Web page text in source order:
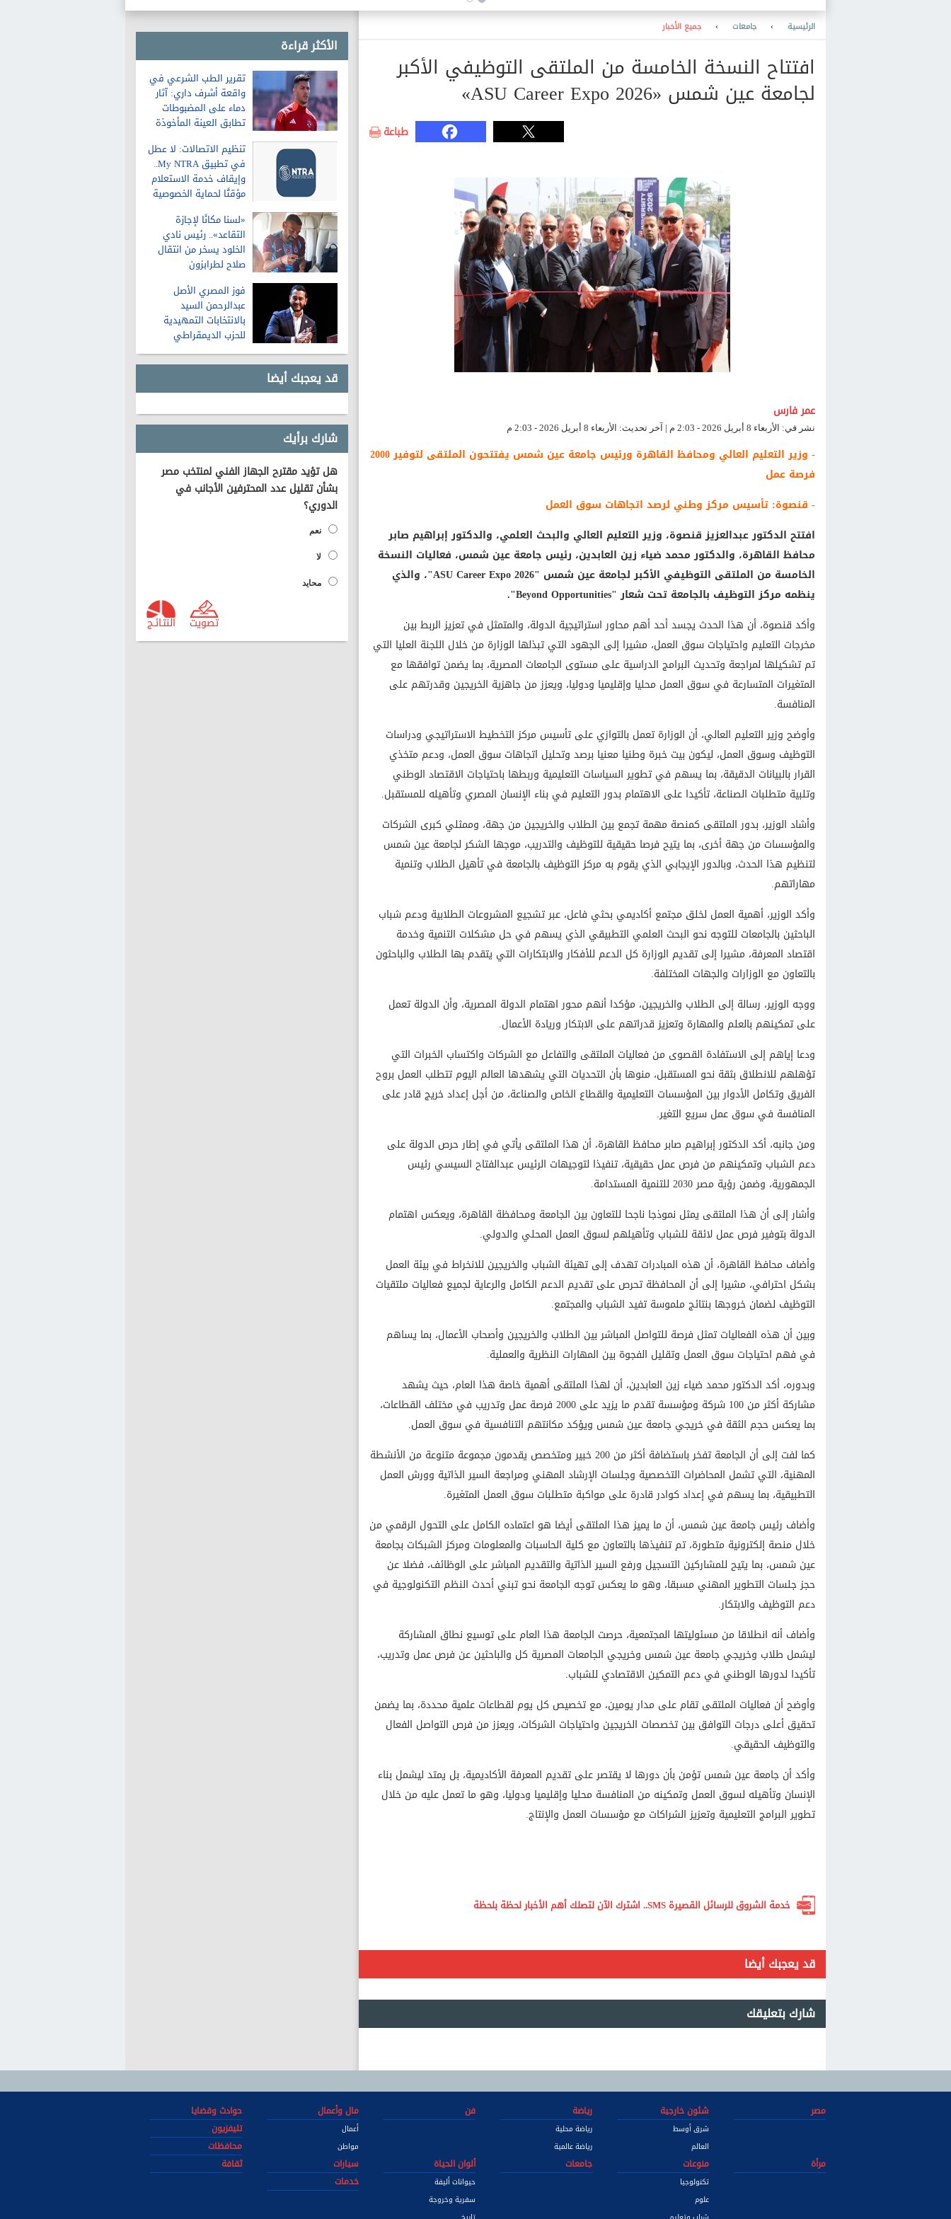
الأكثر قراءة
تقرير الطب الشرعي في
واقعة أشرف داري: آثار
دماء على المضبوطات
تطابق العينة المأخوذة
تنظيم الاتصالات: لا عطل
في تطبيق My NTRA..
وإيقاف خدمة الاستعلام
مؤقتًا لحماية الخصوصية
«لسنا مكانًا لإجازة
التقاعد».. رئيس نادي
الخلود يسخر من انتقال
صلاح لطرابزون
فوز المصري الأصل
عبدالرحمن السيد
بالانتخابات التمهيدية
للحزب الديمقراطي
لمجلس الشيوخ في
ميشيجان
قد يعجبك أيضا
شارك برأيك
هل تؤيد مقترح الجهاز الفني لمنتخب مصر
بشأن تقليل عدد المحترفين الأجانب في
الدوري؟
نعم
لا
محايد
النتـائـج تصويت
الرئيسية › جامعات › جميع الأخبار
افتتاح النسخة الخامسة من الملتقى التوظيفي الأكبر
لجامعة عين شمس «ASU Career Expo 2026»
طباعة
عمر فارس
نشر في: الأربعاء 8 أبريل 2026 - 2:03 م | آخر تحديث: الأربعاء 8 أبريل 2026 - 2:03 م
- وزير التعليم العالي ومحافظ القاهرة ورئيس جامعة عين شمس يفتتحون الملتقى لتوفير 2000
فرصة عمل
- قنصوة: تأسيس مركز وطني لرصد اتجاهات سوق العمل
افتتح الدكتور عبدالعزيز قنصوة، وزير التعليم العالي والبحث العلمي، والدكتور إبراهيم صابر
محافظ القاهرة، والدكتور محمد ضياء زين العابدين، رئيس جامعة عين شمس، فعاليات النسخة
الخامسة من الملتقى التوظيفي الأكبر لجامعة عين شمس "ASU Career Expo 2026"، والذي
ينظمه مركز التوظيف بالجامعة تحت شعار "Beyond Opportunities".
وأكد قنصوة، أن هذا الحدث يجسد أحد أهم محاور استراتيجية الدولة، والمتمثل في تعزيز الربط بين
مخرجات التعليم واحتياجات سوق العمل، مشيرا إلى الجهود التي تبذلها الوزارة من خلال اللجنة العليا التي
تم تشكيلها لمراجعة وتحديث البرامج الدراسية على مستوى الجامعات المصرية، بما يضمن توافقها مع
المتغيرات المتسارعة في سوق العمل محليا وإقليميا ودوليا، ويعزز من جاهزية الخريجين وقدرتهم على
المنافسة.
وأوضح وزير التعليم العالي، أن الوزارة تعمل بالتوازي على تأسيس مركز التخطيط الاستراتيجي ودراسات
التوظيف وسوق العمل، ليكون بيت خبرة وطنيا معنيا برصد وتحليل اتجاهات سوق العمل، ودعم متخذي
القرار بالبيانات الدقيقة، بما يسهم في تطوير السياسات التعليمية وربطها باحتياجات الاقتصاد الوطني
وتلبية متطلبات الصناعة، تأكيدا على الاهتمام بدور التعليم في بناء الإنسان المصري وتأهيله للمستقبل.
وأشاد الوزير، بدور الملتقى كمنصة مهمة تجمع بين الطلاب والخريجين من جهة، وممثلي كبرى الشركات
والمؤسسات من جهة أخرى، بما يتيح فرصا حقيقية للتوظيف والتدريب، موجها الشكر لجامعة عين شمس
لتنظيم هذا الحدث، وبالدور الإيجابي الذي يقوم به مركز التوظيف بالجامعة في تأهيل الطلاب وتنمية
مهاراتهم.
وأكد الوزير، أهمية العمل لخلق مجتمع أكاديمي بحثي فاعل، عبر تشجيع المشروعات الطلابية ودعم شباب
الباحثين بالجامعات للتوجه نحو البحث العلمي التطبيقي الذي يسهم في حل مشكلات التنمية وخدمة
اقتصاد المعرفة، مشيرا إلى تقديم الوزارة كل الدعم للأفكار والابتكارات التي يتقدم بها الطلاب والباحثون
بالتعاون مع الوزارات والجهات المختلفة.
ووجه الوزير، رسالة إلى الطلاب والخريجين، مؤكدا أنهم محور اهتمام الدولة المصرية، وأن الدولة تعمل
على تمكينهم بالعلم والمهارة وتعزيز قدراتهم على الابتكار وريادة الأعمال.
ودعا إياهم إلى الاستفادة القصوى من فعاليات الملتقى والتفاعل مع الشركات واكتساب الخبرات التي
تؤهلهم للانطلاق بثقة نحو المستقبل، منوها بأن التحديات التي يشهدها العالم اليوم تتطلب العمل بروح
الفريق وتكامل الأدوار بين المؤسسات التعليمية والقطاع الخاص والصناعة، من أجل إعداد خريج قادر على
المنافسة في سوق عمل سريع التغير.
ومن جانبه، أكد الدكتور إبراهيم صابر محافظ القاهرة، أن هذا الملتقى يأتي في إطار حرص الدولة على
دعم الشباب وتمكينهم من فرص عمل حقيقية، تنفيذا لتوجيهات الرئيس عبدالفتاح السيسي رئيس
الجمهورية، وضمن رؤية مصر 2030 للتنمية المستدامة.
وأشار إلى أن هذا الملتقى يمثل نموذجا ناجحا للتعاون بين الجامعة ومحافظة القاهرة، ويعكس اهتمام
الدولة بتوفير فرص عمل لائقة للشباب وتأهيلهم لسوق العمل المحلي والدولي.
وأضاف محافظ القاهرة، أن هذه المبادرات تهدف إلى تهيئة الشباب والخريجين للانخراط في بيئة العمل
بشكل احترافي، مشيرا إلى أن المحافظة تحرص على تقديم الدعم الكامل والرعاية لجميع فعاليات ملتقيات
التوظيف لضمان خروجها بنتائج ملموسة تفيد الشباب والمجتمع.
وبين أن هذه الفعاليات تمثل فرصة للتواصل المباشر بين الطلاب والخريجين وأصحاب الأعمال، بما يساهم
في فهم احتياجات سوق العمل وتقليل الفجوة بين المهارات النظرية والعملية.
وبدوره، أكد الدكتور محمد ضياء زين العابدين، أن لهذا الملتقى أهمية خاصة هذا العام، حيث يشهد
مشاركة أكثر من 100 شركة ومؤسسة تقدم ما يزيد على 2000 فرصة عمل وتدريب في مختلف القطاعات،
بما يعكس حجم الثقة في خريجي جامعة عين شمس ويؤكد مكانتهم التنافسية في سوق العمل.
كما لفت إلى أن الجامعة تفخر باستضافة أكثر من 200 خبير ومتخصص يقدمون مجموعة متنوعة من الأنشطة
المهنية، التي تشمل المحاضرات التخصصية وجلسات الإرشاد المهني ومراجعة السير الذاتية وورش العمل
التطبيقية، بما يسهم في إعداد كوادر قادرة على مواكبة متطلبات سوق العمل المتغيرة.
وأضاف رئيس جامعة عين شمس، أن ما يميز هذا الملتقى أيضا هو اعتماده الكامل على التحول الرقمي من
خلال منصة إلكترونية متطورة، تم تنفيذها بالتعاون مع كلية الحاسبات والمعلومات ومركز الشبكات بجامعة
عين شمس، بما يتيح للمشاركين التسجيل ورفع السير الذاتية والتقديم المباشر على الوظائف، فضلا عن
حجز جلسات التطوير المهني مسبقا، وهو ما يعكس توجه الجامعة نحو تبني أحدث النظم التكنولوجية في
دعم التوظيف والابتكار.
وأضاف أنه انطلاقا من مسئوليتها المجتمعية، حرصت الجامعة هذا العام على توسيع نطاق المشاركة
ليشمل طلاب وخريجي جامعة عين شمس وخريجي الجامعات المصرية كل والباحثين عن فرص عمل وتدريب،
تأكيدا لدورها الوطني في دعم التمكين الاقتصادي للشباب.
وأوضح أن فعاليات الملتقى تقام على مدار يومين، مع تخصيص كل يوم لقطاعات علمية محددة، بما يضمن
تحقيق أعلى درجات التوافق بين تخصصات الخريجين واحتياجات الشركات، ويعزز من فرص التواصل الفعال
والتوظيف الحقيقي.
وأكد أن جامعة عين شمس تؤمن بأن دورها لا يقتصر على تقديم المعرفة الأكاديمية، بل يمتد ليشمل بناء
الإنسان وتأهيله لسوق العمل وتمكينه من المنافسة محليا وإقليميا ودوليا، وهو ما تعمل عليه من خلال
تطوير البرامج التعليمية وتعزيز الشراكات مع مؤسسات العمل والإنتاج.
خدمة الشروق للرسائل القصيرة SMS.. اشترك الآن لتصلك أهم الأخبار لحظة بلحظة
قد يعجبك أيضا
شارك بتعليقك
مصر شئون خارجية
شرق أوسط
العالم
رياضة
رياضة محلية
رياضة عالمية
فن مال وأعمال
أعمال
مواطن
حوادث وقضايا
تليفزيون
محافظات
مرأة
منوعات
تكنولوجيا
علوم
جامعات ألوان الحياة
حيوانات أليفة
سفرية وخروجة
سيارات
ثقافة
خدمات